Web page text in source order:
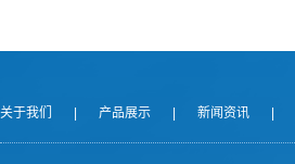
关于我们 产品展示 新闻资讯